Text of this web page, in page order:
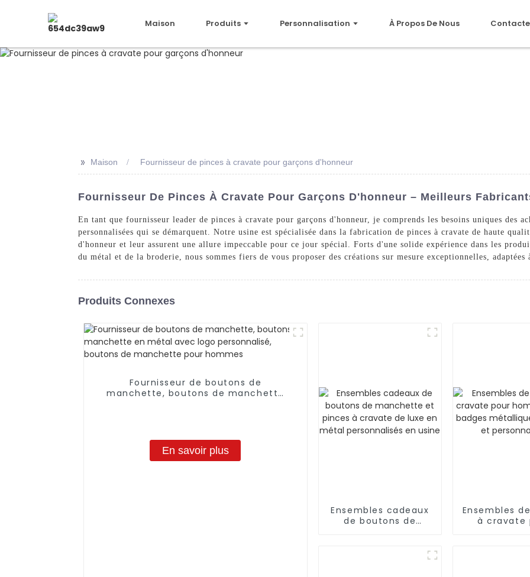
Maison Produits Personnalisation À Propos De Nous
>> Maison Fournisseur de pinces à cravate pour garçons d'honneur
Fournisseur De Pinces À Cravate Pour Garçons D'honneur – Meilleurs
En tant que fournisseur leader de pinces à cravate pour garçons d'honneur, je comprends les besoins uniques des
personnalisées qui se démarquent. Notre usine est spécialisée dans la fabrication de pinces à cravate de haute
d'honneur et leur assurent une allure impeccable pour ce jour spécial. Forts d'une solide expérience dans les
du métal et de la broderie, nous sommes fiers de vous proposer des créations sur mesure exceptionnelles, adaptées
Produits Connexes
Fournisseur de boutons de
manchette, boutons de manchette
En savoir plus
Ensembles cadeaux
de boutons de
métal personnalisés
Ensembles
à cravate